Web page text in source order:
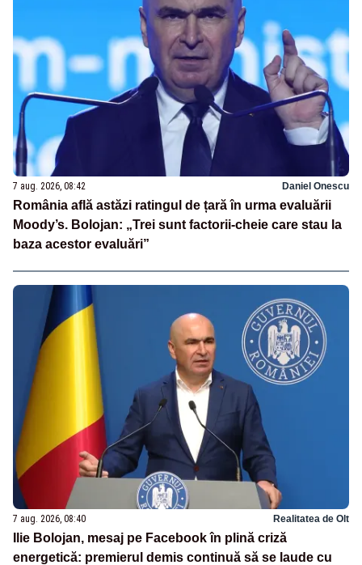
7 aug. 2026, 08:42 Daniel Onescu
România află astăzi ratingul de țară în urma evaluării
Moody’s. Bolojan: „Trei sunt factorii-cheie care stau la
baza acestor evaluări”
7 aug. 2026, 08:40 Realitatea de Olt
Ilie Bolojan, mesaj pe Facebook în plină criză
energetică: premierul demis continuă să se laude cu